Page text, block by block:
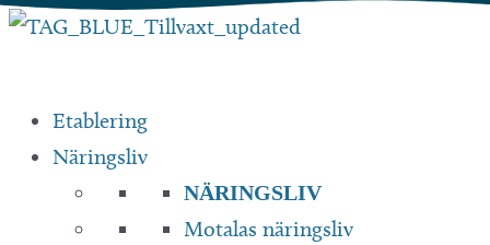
Hoppa
Etablering
Näringsliv
NÄRINGSLIV
Motalas näringsliv